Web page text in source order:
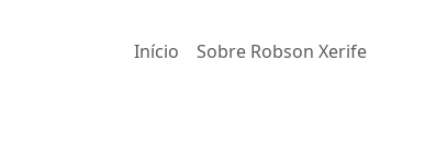
Início Sobre Robson Xerife